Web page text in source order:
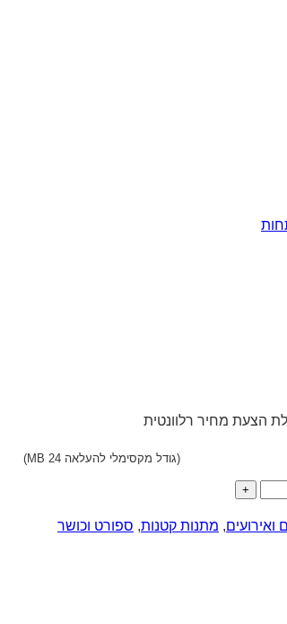
הצעת מחיר רלוונטית
(גודל מקסימלי להעלאה 24 MB)
ואירועים, מתנות קטנות, ספורט וכושר